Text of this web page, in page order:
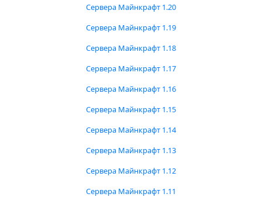
Сервера Майнкрафт 1.20
Сервера Майнкрафт 1.19
Сервера Майнкрафт 1.18
Сервера Майнкрафт 1.17
Сервера Майнкрафт 1.16
Сервера Майнкрафт 1.15
Сервера Майнкрафт 1.14
Сервера Майнкрафт 1.13
Сервера Майнкрафт 1.12
Сервера Майнкрафт 1.11